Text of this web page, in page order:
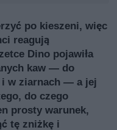
po kieszeni, więc
reagują
Dino pojawiła
kaw — do
i w ziarnach — a jej
do czego
prosty warunek,
tę zniżkę i